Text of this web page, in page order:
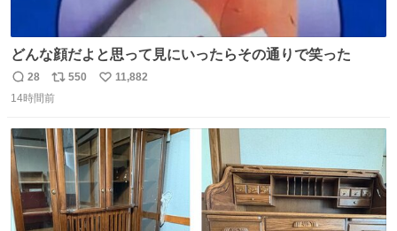
どんな顔だよと思って見にいったらその通りで笑った
返
信
28
リ
ポ
ト
数
550
い
数
11,882
14時間前